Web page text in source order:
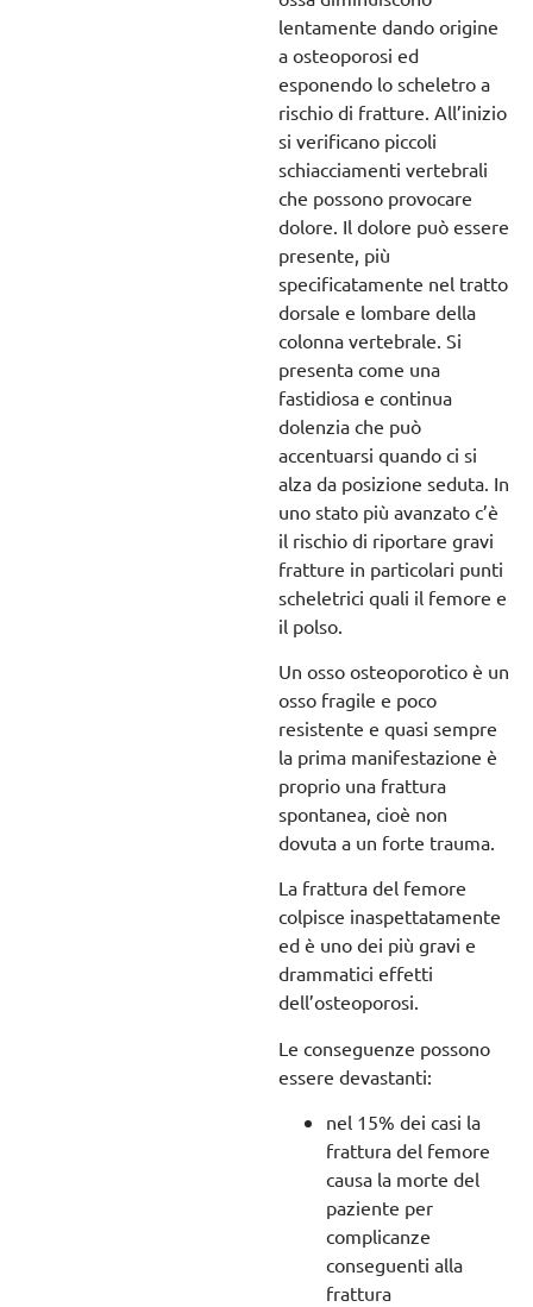
lentamente dando origine
a osteoporosi ed
esponendo lo scheletro a
rischio di fratture. All’inizio
si verificano piccoli
schiacciamenti vertebrali
che possono provocare
dolore. Il dolore può essere
presente, più
specificatamente nel tratto
dorsale e lombare della
colonna vertebrale. Si
presenta come una
fastidiosa e continua
dolenzia che può
accentuarsi quando ci si
alza da posizione seduta. In
uno stato più avanzato c’è
il rischio di riportare gravi
fratture in particolari punti
scheletrici quali il femore e
il polso.
Un osso osteoporotico è un
osso fragile e poco
resistente e quasi sempre
la prima manifestazione è
proprio una frattura
spontanea, cioè non
dovuta a un forte trauma.
La frattura del femore
colpisce inaspettatamente
ed è uno dei più gravi e
drammatici effetti
dell’osteoporosi.
Le conseguenze possono
essere devastanti:
nel 15% dei casi la
frattura del femore
causa la morte del
paziente per
complicanze
conseguenti alla
frattura